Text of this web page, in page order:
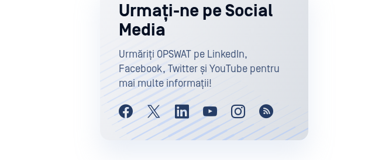
Urmați-ne pe Social
Media
Urmăriți OPSWAT pe LinkedIn,
Facebook, Twitter și YouTube pentru
mai multe informații!